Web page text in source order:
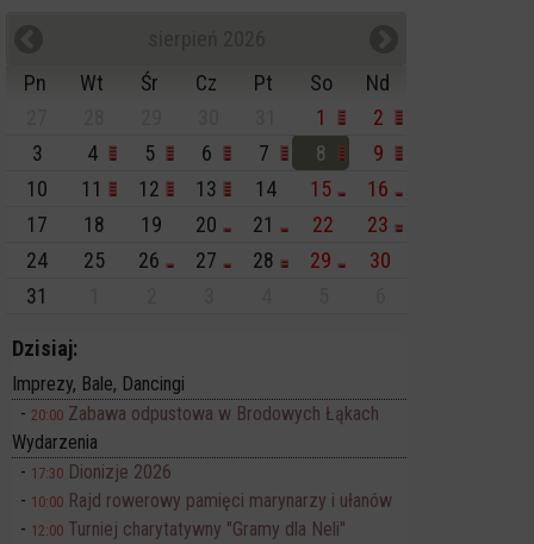
Pn
Wt Śr Cz Pt So
Nd
1
2
3
4 5 6 7 8
9
10
11 12 13 14 15
16
17
18 19 20 21 22
23
24
25 26 27 28 29
30
31
Dzisiaj:
Imprezy, Bale, Dancingi
20:00 Zabawa odpustowa w Brodowych Łąkach
Wydarzenia
17:30 Dionizje 2026
10:00 Rajd rowerowy pamięci marynarzy i ułanów
12:00 Turniej charytatywny "Gramy dla Neli"